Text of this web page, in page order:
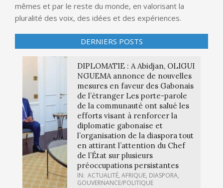
mêmes et par le reste du monde, en valorisant la
pluralité des voix, des idées et des expériences.
DERNIERS POSTS
DIPLOMATIE : A Abidjan, OLIGUI
NGUEMA annonce de nouvelles
mesures en faveur des Gabonais
de l’étranger Les porte-parole
de la communauté ont salué les
efforts visant à renforcer la
diplomatie gabonaise et
l’organisation de la diaspora tout
en attirant l’attention du Chef
de l’État sur plusieurs
préoccupations persistantes
IN: ACTUALITÉ, AFRIQUE, DIASPORA,
GOUVERNANCE/POLITIQUE